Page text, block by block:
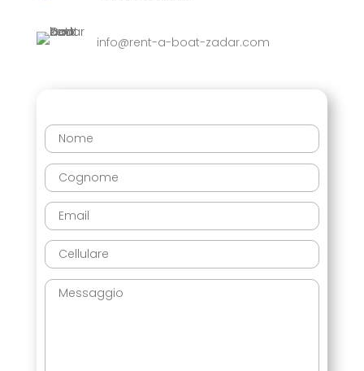
info@rent-a-boat-zadar.com